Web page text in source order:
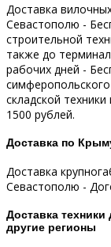
Доставка
Севастополю -
строительной
также до
рабочих дней -
складской
1500 рублей.
Доставка по
Доставка
Севастополю -
Доставка
другие регионы